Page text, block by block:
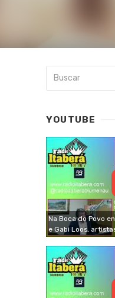
YOUTUBE
Na Boca do Povo
e Gabi Loos,